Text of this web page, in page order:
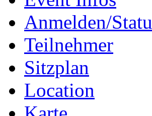
Anmelden/
Teilnehmer
Sitzplan
Location